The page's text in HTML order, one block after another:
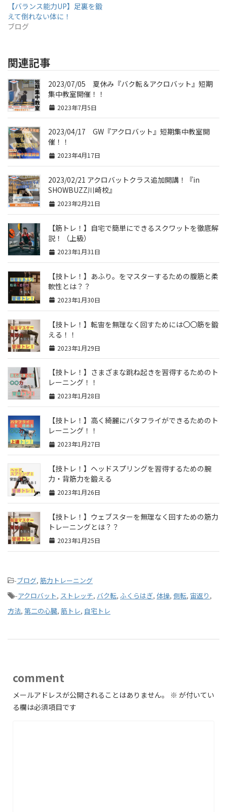
【バランス能力UP】足裏を鍛
えて倒れない体に！
ブログ
関連記事
2023/07/05 夏休み『バク転＆アクロバット』短期
集中教室開催！！
2023年7月5日
2023/04/17 GW『アクロバット』短期集中教室開
催！！
2023年4月17日
2023/02/21 アクロバットクラス追加開講！『in
SHOWBUZZ川崎校』
2023年2月21日
【筋トレ！】自宅で簡単にできるスクワットを徹底解
説！（上級）
2023年1月31日
【技トレ！】あふり。をマスターするための腹筋と柔
軟性とは？？
2023年1月30日
【技トレ！】転宙を無理なく回すためには〇〇筋を鍛
える！！
2023年1月29日
【技トレ！】さまざまな跳ね起きを習得するためのト
レーニング！！
2023年1月28日
【技トレ！】高く綺麗にバタフライができるためのト
レーニング！！
2023年1月27日
【技トレ！】ヘッドスプリングを習得するための腕
力・背筋力を鍛える
2023年1月26日
【技トレ！】ウェブスターを無理なく回すための筋力
トレーニングとは？？
2023年1月25日
-ブログ, 筋力トレーニング
-アクロバット, ストレッチ, バク転, ふくらはぎ, 体操, 側転, 宙返り ,
方法, 第二の心臓, 筋トレ, 自宅トレ
comment
メールアドレスが公開されることはありません。 ※ が付いてい
る欄は必須項目です